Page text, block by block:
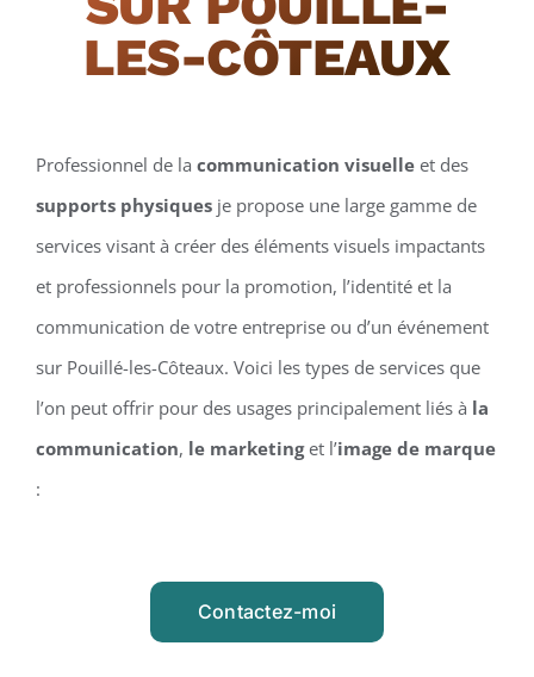
LES-CÔTEAUX
Professionnel de la communication visuelleet des
supports physiquesje propose une large gamme de
services visant à créer des éléments visuels impactants
et professionnels pour la promotion, l’identité et la
communication de votre entreprise ou d’un événement
sur Pouillé-les-Côteaux. Voici les types de services que
l’on peut offrir pour des usages principalement liés à la
communication, le marketinget l’image de marque
:
Contactez-moi